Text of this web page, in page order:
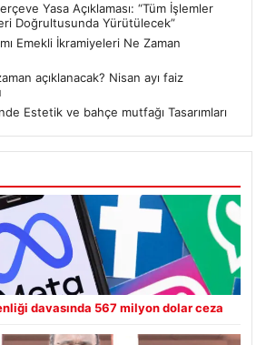
Yasa Açıklaması: “Tüm İşlemler
Doğrultusunda Yürütülecek”
Emekli İkramiyeleri Ne Zaman
açıklanacak? Nisan ayı faiz
Estetik ve bahçe mutfağı Tasarımları
davasında 567 milyon dolar ceza